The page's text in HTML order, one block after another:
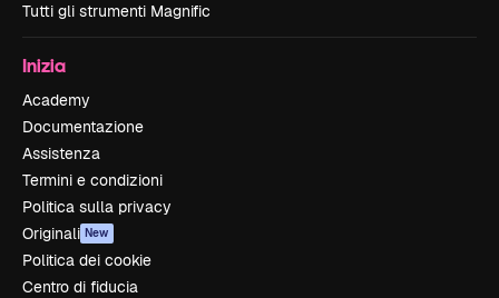
Tutti gli strumenti Magnific
Inizia
Academy
Documentazione
Assistenza
Termini e condizioni
Politica sulla privacy
Originali New
Politica dei cookie
Centro di fiducia